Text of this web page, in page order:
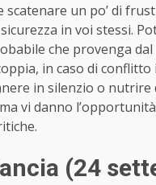
un po’ di
in voi stessi.
che provenga
in caso di
in silenzio o nutrire
vi danno
(24